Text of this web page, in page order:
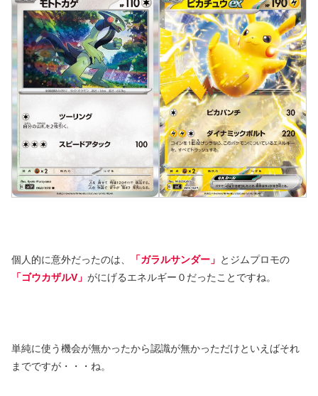
個人的に意外だったのは、 「ガラルサンダー」 とジムプロモの
「ゴウカザルV」 がにげるエネルギー０だったことですね。
単純に使う機会が無かったから認識が無かっただけといえばそれ
までですが・・・ね。